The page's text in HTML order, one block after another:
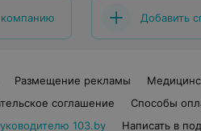
компанию Добавить
Размещение рекламы
соглашение Способы
103.by Написать в